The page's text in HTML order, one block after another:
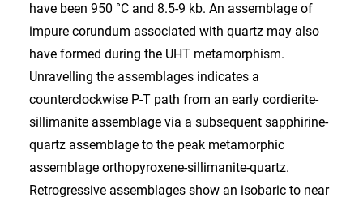
have been 950 °C and 8.5-9 kb. An assemblage of
impure corundum associated with quartz may also
have formed during the UHT metamorphism.
Unravelling the assemblages indicates a
counterclockwise P-T path from an early cordierite-
sillimanite assemblage via a subsequent sapphirine-
quartz assemblage to the peak metamorphic
assemblage orthopyroxene-sillimanite-quartz.
Retrogressive assemblages show an isobaric to near